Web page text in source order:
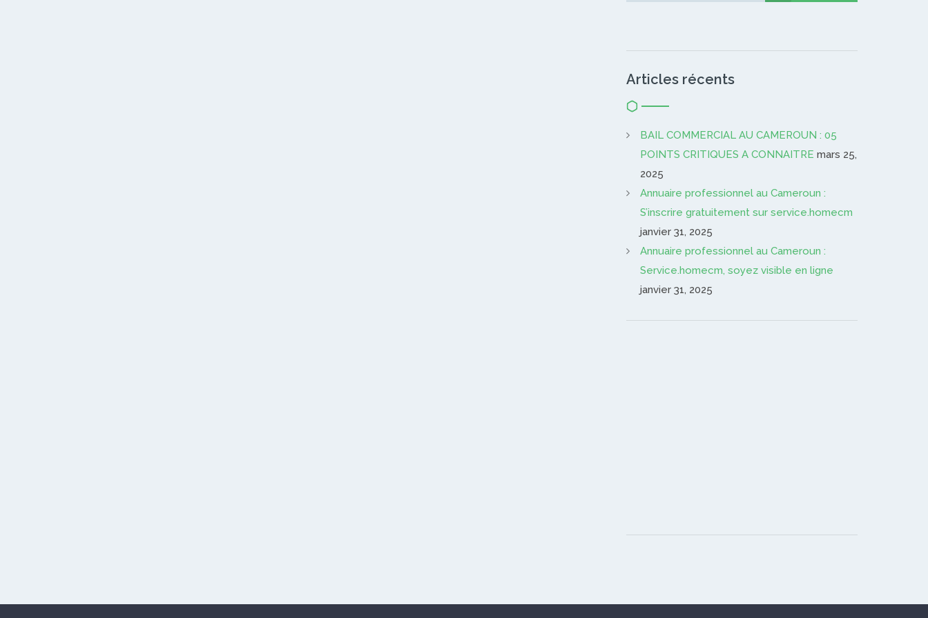
Articles récents
BAIL COMMERCIAL AU CAMEROUN : 05
POINTS CRITIQUES A CONNAITRE mars 25,
2025
Annuaire professionnel au Cameroun :
S’inscrire gratuitement sur service.homecm
janvier 31, 2025
Annuaire professionnel au Cameroun :
Service.homecm, soyez visible en ligne
janvier 31, 2025